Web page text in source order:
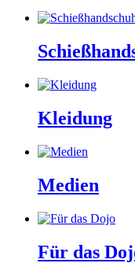
Kleidung
Medien
Für das